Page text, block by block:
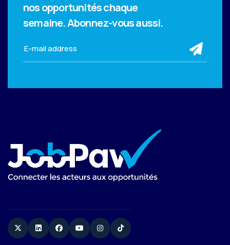
nos opportunités chaque
semaine.Abonnez-vous aussi.
TwitterLinkedinFacebookYouTubeInstagram
TikTok